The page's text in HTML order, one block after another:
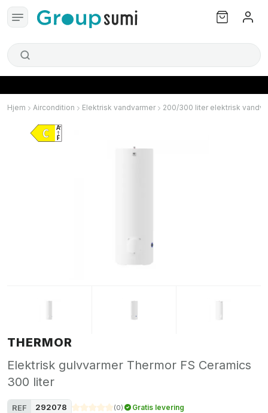
Hjem Aircondition Elektrisk vandvarmer 200/300 liter elektrisk
THERMOR
Elektrisk gulvvarmer Thermor FS Ceramics
300 liter
REF 292078 (0) Gratis levering